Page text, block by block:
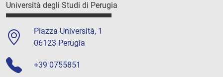
Università degli Studi di Perugia
Piazza Università, 1
06123 Perugia
+39 0755851